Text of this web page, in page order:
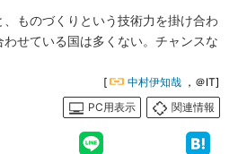
ものづくりという技術力を掛け合わ
せている国は多くない。チャンスな
[ 中村伊知哉 ，＠IT]
PC用表示
関連情報